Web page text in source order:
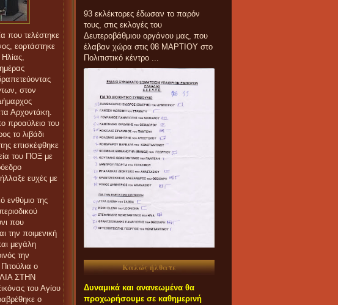
που τελέστηκε
εορτάστηκε
στον
Αρχοντάκη.
προαύλειο του
το λιβάδι
επισκέφθηκε
του ΠΟΞ με
ευχές με
ενθύμιο της
που
την ποιμενική
μεγάλη
την
ο
ΣΤΗΝ
του Αγίου
ο
93 εκλέκτορες έδωσαν το παρόν
τους, στις εκλογές του
Δευτεροβάθμιου οργάνου μας, που
έλαβαν χώρα στις 08 ΜΑΡΤΙΟΥ στο
Πολιτιστικό κέντρο ...
Καλώς ήλθατε
Δυναμικά και ανανεωμένα θα
προχωρήσουμε σε καθημερινή